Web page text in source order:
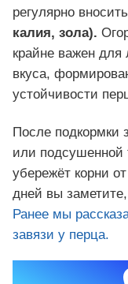
регулярно вносить
калия, зола).
крайне важен для
вкуса,
устойчивости
После подкормки
или подсушенной
убережёт корни
дней вы
Ранее мы
завязи у перца.